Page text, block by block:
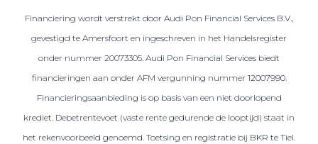
Financiering wordt verstrekt door Audi Pon Financial Services B.V.,
gevestigd te Amersfoort en ingeschreven in het Handelsregister
onder nummer 20073305. Audi Pon Financial Services biedt
financieringen aan onder AFM vergunning nummer 12007990.
Financieringsaanbieding is op basis van een niet doorlopend
krediet. Debetrentevoet (vaste rente gedurende de looptijd) staat in
het rekenvoorbeeld genoemd. Toetsing en registratie bij BKR te Tiel.